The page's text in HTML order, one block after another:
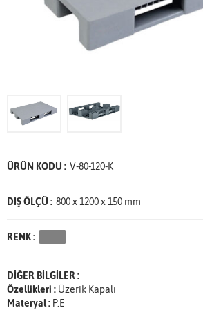
ÜRÜN KODU : V-80-120-K
DIŞ ÖLÇÜ : 800 x 1200 x 150 mm
RENK :
DİĞER BİLGİLER :
Özellikleri : Üzerik Kapalı
Materyal : P.E